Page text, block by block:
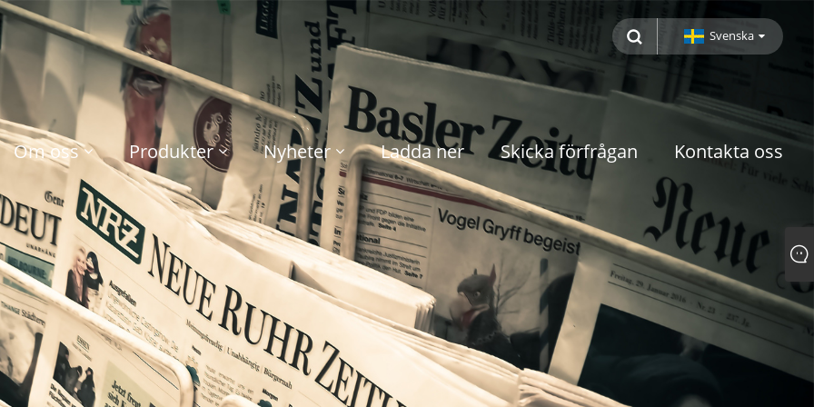
Svenska
Om oss Produkter Nyheter Ladda ner Skicka förfrågan Kontakta oss